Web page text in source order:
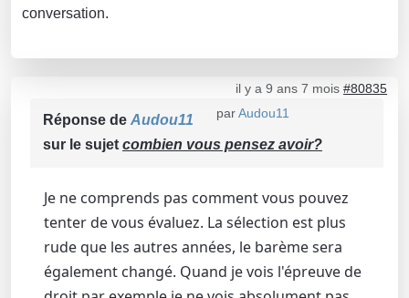
conversation.
il y a 9 ans 7 mois #80835
parAudou11
Réponse de Audou11
sur le sujet combien vous pensez avoir?
Je ne comprends pas comment vous pouvez
tenter de vous évaluez. La sélection est plus
rude que les autres années, le barème sera
également changé. Quand je vois l'épreuve de